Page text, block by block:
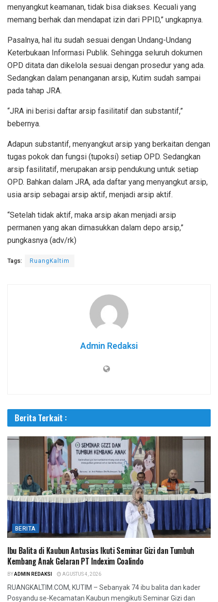
menyangkut keamanan, tidak bisa diakses. Kecuali yang
memang berhak dan mendapat izin dari PPID,” ungkapnya.
Pasalnya, hal itu sudah sesuai dengan Undang-Undang
Keterbukaan Informasi Publik. Sehingga seluruh dokumen
OPD ditata dan dikelola sesuai dengan prosedur yang ada.
Sedangkan dalam penanganan arsip, Kutim sudah sampai
pada tahap JRA.
“JRA ini berisi daftar arsip fasilitatif dan substantif,”
bebernya.
Adapun substantif, menyangkut arsip yang berkaitan dengan
tugas pokok dan fungsi (tupoksi) setiap OPD. Sedangkan
arsip fasilitatif, merupakan arsip pendukung untuk setiap
OPD. Bahkan dalam JRA, ada daftar yang menyangkut arsip,
usia arsip sebagai arsip aktif, menjadi arsip aktif.
“Setelah tidak aktif, maka arsip akan menjadi arsip
permanen yang akan dimasukkan dalam depo arsip,”
pungkasnya (adv/rk)
Tags: RuangKaltim
Admin Redaksi
Berita Terkait :
BERITA
Ibu Balita di Kaubun Antusias Ikuti Seminar Gizi dan Tumbuh
Kembang Anak Gelaran PT Indexim Coalindo
BYADMIN REDAKSI AGUSTUS 4, 2026
RUANGKALTIM.COM, KUTIM – Sebanyak 74 ibu balita dan kader
Posyandu se-Kecamatan Kaubun mengikuti Seminar Gizi dan